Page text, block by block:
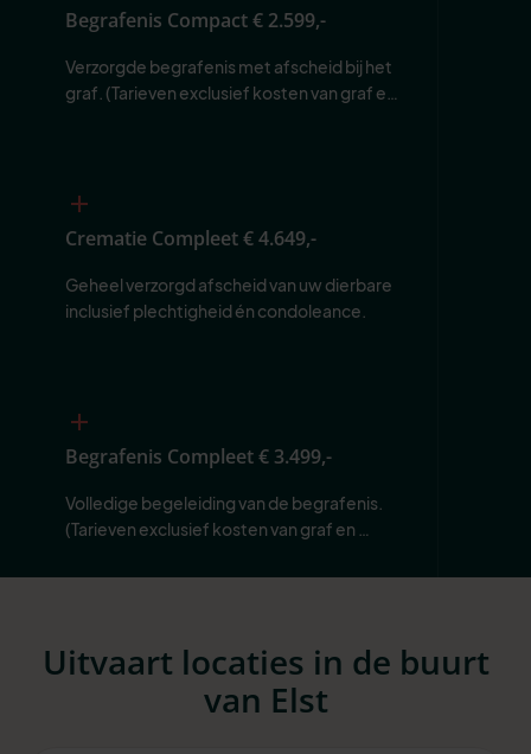
Begrafenis Compact€ 2.599,-
Verzorgde begrafenis met afscheid bij het
graf. (Tarieven exclusief kosten van graf en
Crematie Compleet€ 4.649,-
Geheel verzorgd afscheid van uw dierbare
inclusief plechtigheid én condoleance.
Begrafenis Compleet€ 3.499,-
Volledige begeleiding van de begrafenis.
(Tarieven exclusief kosten van graf en
Uitvaart locaties in de buurt
van Elst